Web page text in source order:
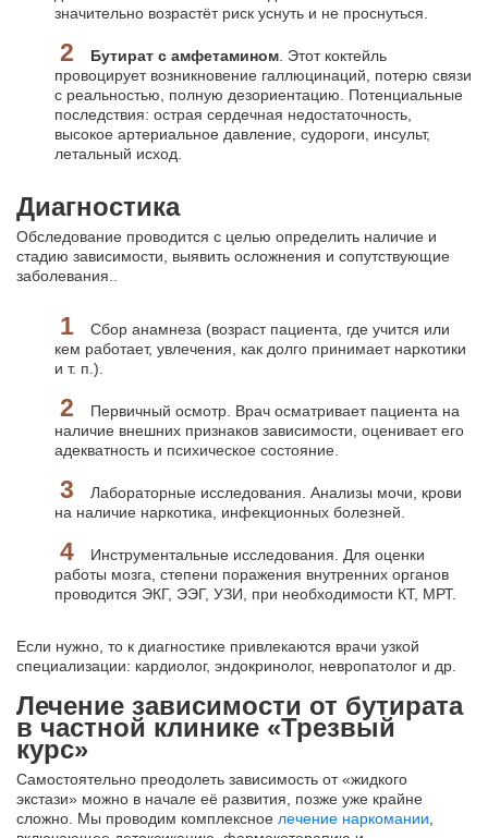
значительно возрастёт риск уснуть и не проснуться.
Бутират с амфетамином . Этот коктейль
провоцирует возникновение галлюцинаций, потерю связи
с реальностью, полную дезориентацию. Потенциальные
последствия: острая сердечная недостаточность,
высокое артериальное давление, судороги, инсульт,
летальный исход.
Диагностика
Обследование проводится с целью определить наличие и
стадию зависимости, выявить осложнения и сопутствующие
заболевания..
Сбор анамнеза (возраст пациента, где учится или
кем работает, увлечения, как долго принимает наркотики
и т. п.).
Первичный осмотр. Врач осматривает пациента на
наличие внешних признаков зависимости, оценивает его
адекватность и психическое состояние.
Лабораторные исследования. Анализы мочи, крови
на наличие наркотика, инфекционных болезней.
Инструментальные исследования. Для оценки
работы мозга, степени поражения внутренних органов
проводится ЭКГ, ЭЭГ, УЗИ, при необходимости КТ, МРТ.
Если нужно, то к диагностике привлекаются врачи узкой
специализации: кардиолог, эндокринолог, невропатолог и др.
Лечение зависимости от бутирата
в частной клинике «Трезвый
курс»
Самостоятельно преодолеть зависимость от «жидкого
экстази» можно в начале её развития, позже уже крайне
сложно. Мы проводим комплексное лечение наркомании